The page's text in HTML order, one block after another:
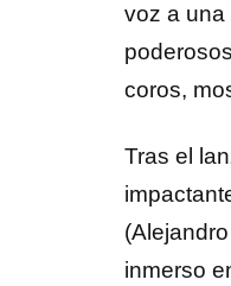
voz a una
coros,
Tras el
inmerso